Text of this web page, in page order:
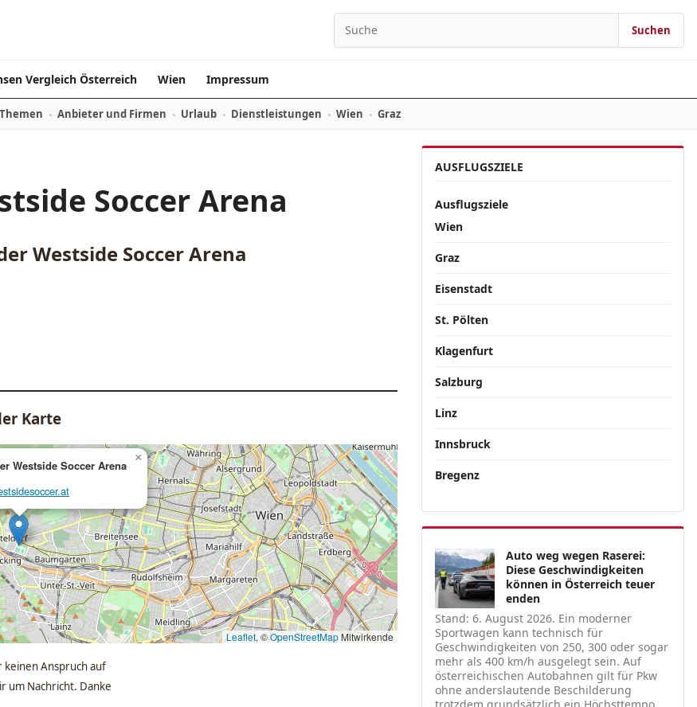
Suchen nach:
Suchen
Vergleich Österreich Wien Impressum
Anbieter und Firmen Urlaub Dienstleistungen Wien Graz
Soccer Arena
Westside Soccer Arena
Karte
Westside Soccer Arena
×
Leaflet, ©OpenStreetMapMitwirkende
keinen Anspruch auf
um Nachricht. Danke
AUSFLUGSZIELE
Ausflugsziele
Wien
Graz
Eisenstadt
St. Pölten
Klagenfurt
Salzburg
Linz
Innsbruck
Bregenz
Auto weg wegen Raserei:
Diese Geschwindigkeiten
können in Österreich teuer
enden
Stand: 6. August 2026. Ein moderner
Sportwagen kann technisch für
Geschwindigkeiten von 250, 300 oder sogar
mehr als 400 km/h ausgelegt sein. Auf
österreichischen Autobahnen gilt für Pkw
ohne anderslautende Beschilderung